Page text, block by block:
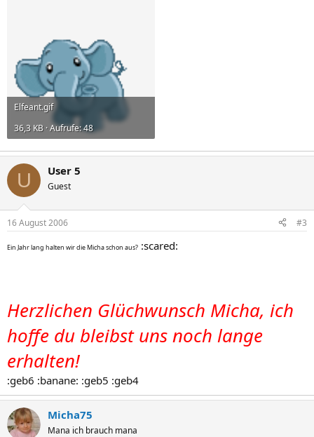
Elfeant.gif
36,3 KB · Aufrufe: 48
U User 5
Guest
16 August 2006 #3
Ein Jahr lang halten wir die Micha schon aus? :scared:
Herzlichen Glüchwunsch Micha, ich
hoffe du bleibst uns noch lange
erhalten!
:geb6 :banane: :geb5 :geb4
Micha75
Mana ich brauch mana